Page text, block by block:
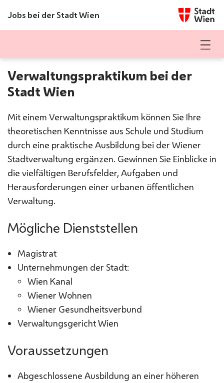
ZUM INHALT SPRINGEN
Jobs bei der Stadt Wien Startseite
Verwaltungspraktikum bei der
Stadt Wien
Mit einem Verwaltungspraktikum können Sie Ihre
theoretischen Kenntnisse aus Schule und Studium
durch eine praktische Ausbildung bei der Wiener
Stadtverwaltung ergänzen. Gewinnen Sie Einblicke in
die vielfältigen Berufsfelder, Aufgaben und
Herausforderungen einer urbanen öffentlichen
Verwaltung.
Mögliche Dienststellen
Magistrat
Unternehmungen der Stadt:
Wien Kanal
Wiener Wohnen
Wiener Gesundheitsverbund
Verwaltungsgericht Wien
Voraussetzungen
Abgeschlossene Ausbildung an einer höheren